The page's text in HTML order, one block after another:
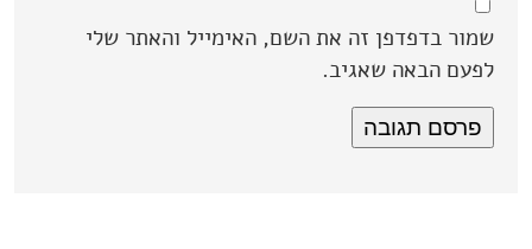
שמור בדפדפן זה את השם, האימייל והאתר שלי
לפעם הבאה שאגיב.